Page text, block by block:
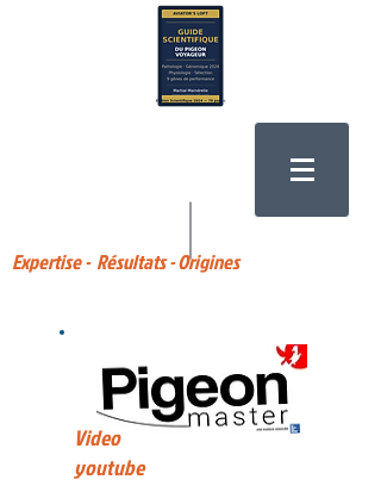
Expertise - Résultats - Origines
Video
youtube